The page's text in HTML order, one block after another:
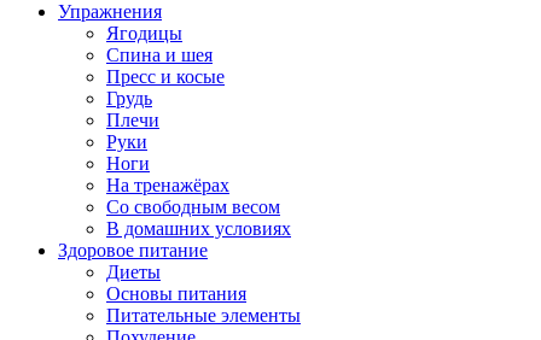
Упражнения
Ягодицы
Спина и шея
Пресс и косые
Грудь
Плечи
Руки
Ноги
На тренажёрах
Со свободным весом
В домашних условиях
Здоровое питание
Диеты
Основы питания
Питательные элементы